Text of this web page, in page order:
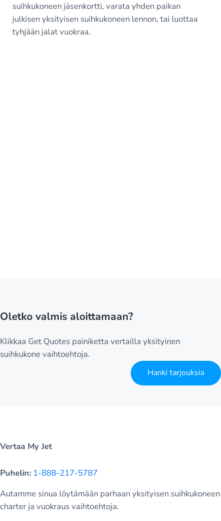
suihkukoneen jäsenkortti, varata yhden paikan
julkisen yksityisen suihkukoneen lennon, tai luottaa
tyhjään jalat vuokraa.
Oletko valmis aloittamaan?
Klikkaa Get Quotes painiketta vertailla yksityinen
suihkukone vaihtoehtoja.
Hanki tarjouksia
Vertaa My Jet
Puhelin: 1-888-217-5787
Autamme sinua löytämään parhaan yksityisen suihkukoneen
charter ja vuokraus vaihtoehtoja.